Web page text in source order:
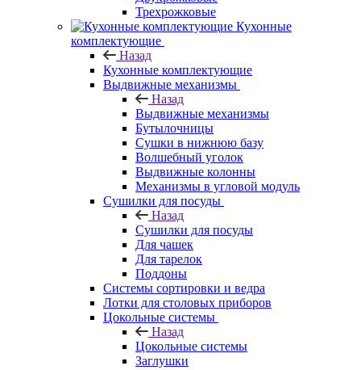
Трехрожковые
Кухонные
комплектующие
Назад
Кухонные комплектующие
Выдвижные механизмы
Назад
Выдвижные механизмы
Бутылочницы
Сушки в нижнюю базу
Волшебный уголок
Выдвижные колонны
Механизмы в угловой модуль
Сушилки для посуды
Назад
Сушилки для посуды
Для чашек
Для тарелок
Поддоны
Системы сортировки и ведра
Лотки для столовых приборов
Цокольные системы
Назад
Цокольные системы
Заглушки